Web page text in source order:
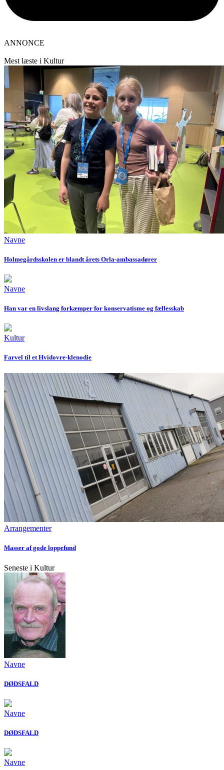
ANNONCE
Mest læste i Kultur
Navne
Holmegårdsskolen er blandt årets Orla-ambassadører
Navne
Han var en livslang forkæmper for konservatisme og fællesskab
Kultur
Farvel til et Hvidovre-klenodie
Arrangementer
Masser af gode loppefund
Seneste i Kultur
Navne
DØDSFALD
Navne
DØDSFALD
Navne